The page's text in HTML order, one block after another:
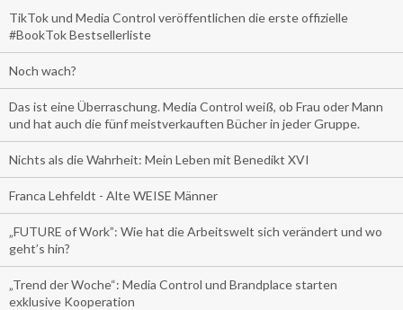
TikTok und Media Control veröffentlichen die erste offizielle
#BookTok Bestsellerliste
Noch wach?
Das ist eine Überraschung. Media Control weiß, ob Frau oder Mann
und hat auch die fünf meistverkauften Bücher in jeder Gruppe.
Nichts als die Wahrheit: Mein Leben mit Benedikt XVI
Franca Lehfeldt - Alte WEISE Männer
„FUTURE of Work”: Wie hat die Arbeitswelt sich verändert und wo
geht’s hin?
„Trend der Woche“: Media Control und Brandplace starten
exklusive Kooperation